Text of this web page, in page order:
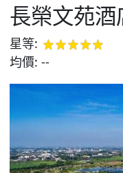
長榮文苑
星等:
均價: --